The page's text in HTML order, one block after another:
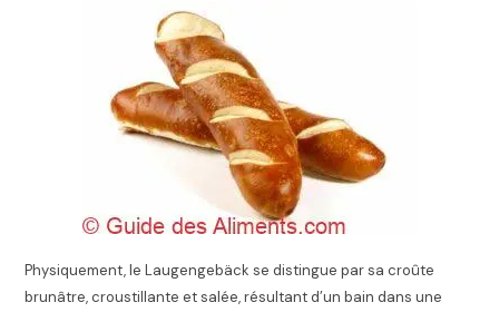
Physiquement, le Laugengebäck se distingue par sa croûte
brunâtre, croustillante et salée, résultant d’un bain dans une